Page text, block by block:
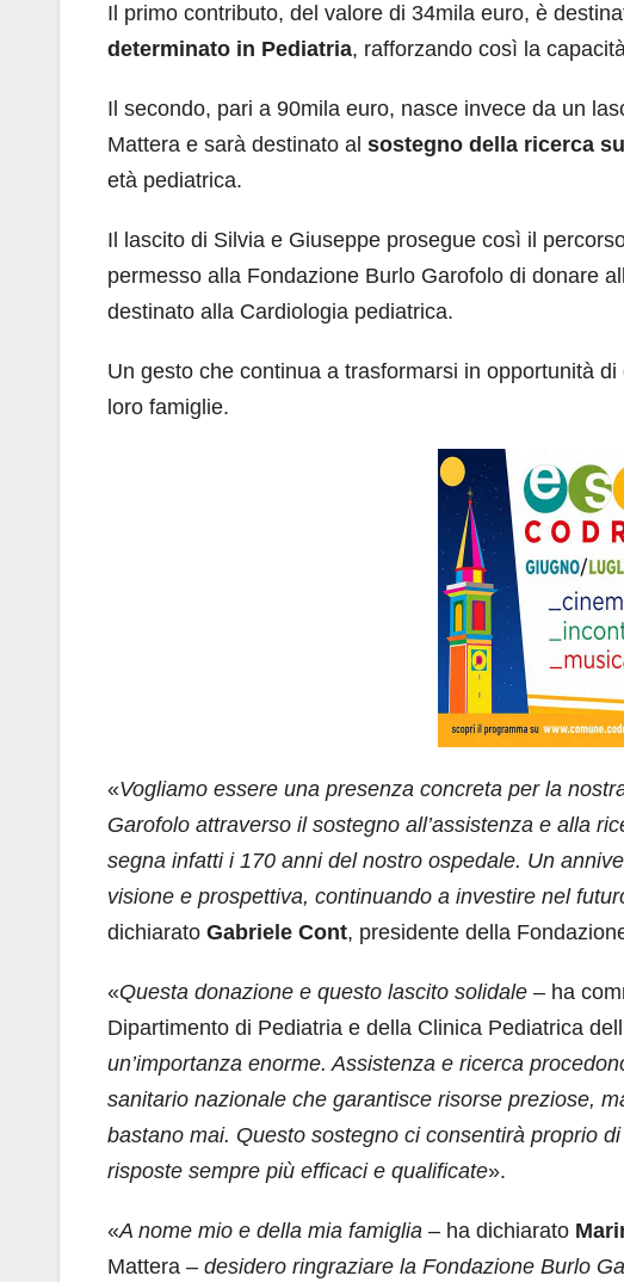
Il primo contributo, del valore di 34mila euro, è
determinato in Pediatria, rafforzando così la
Il secondo, pari a 90mila euro, nasce invece da un
Mattera e sarà destinato al sostegno della ricerca
età pediatrica.
Il lascito di Silvia e Giuseppe prosegue così il
permesso alla Fondazione Burlo Garofolo di donare
destinato alla Cardiologia pediatrica.
Un gesto che continua a trasformarsi in opportunità
loro famiglie.
«Vogliamo essere una presenza concreta per la
Garofolo attraverso il sostegno all’assistenza e alla
segna infatti i 170 anni del nostro ospedale. Un
visione e prospettiva, continuando a investire nel
dichiarato Gabriele Cont, presidente della
«Questa donazione e questo lascito solidale – ha
Dipartimento di Pediatria e della Clinica Pediatrica
un’importanza enorme. Assistenza e ricerca
sanitario nazionale che garantisce risorse preziose,
bastano mai. Questo sostegno ci consentirà proprio
risposte sempre più efficaci e qualificate».
«A nome mio e della mia famiglia – ha dichiarato
Mattera – desidero ringraziare la Fondazione Burlo